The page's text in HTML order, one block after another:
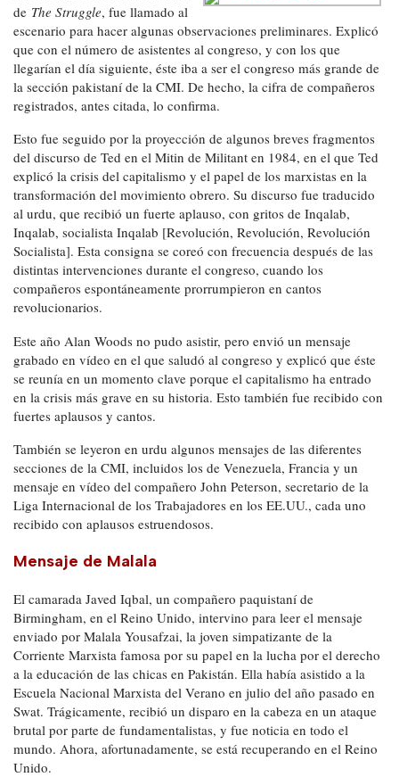
de The Struggle, fue llamado al
escenario para hacer algunas observaciones preliminares. Explicó
que con el número de asistentes al congreso, y con los que
llegarían el día siguiente, éste iba a ser el congreso más grande de
la sección pakistaní de la CMI. De hecho, la cifra de compañeros
registrados, antes citada, lo confirma.
Esto fue seguido por la proyección de algunos breves fragmentos
del discurso de Ted en el Mitin de Militant en 1984, en el que Ted
explicó la crisis del capitalismo y el papel de los marxistas en la
transformación del movimiento obrero. Su discurso fue traducido
al urdu, que recibió un fuerte aplauso, con gritos de Inqalab,
Inqalab, socialista Inqalab [Revolución, Revolución, Revolución
Socialista]. Esta consigna se coreó con frecuencia después de las
distintas intervenciones durante el congreso, cuando los
compañeros espontáneamente prorrumpieron en cantos
revolucionarios.
Este año Alan Woods no pudo asistir, pero envió un mensaje
grabado en vídeo en el que saludó al congreso y explicó que éste
se reunía en un momento clave porque el capitalismo ha entrado
en la crisis más grave en su historia. Esto también fue recibido con
fuertes aplausos y cantos.
También se leyeron en urdu algunos mensajes de las diferentes
secciones de la CMI, incluidos los de Venezuela, Francia y un
mensaje en vídeo del compañero John Peterson, secretario de la
Liga Internacional de los Trabajadores en los EE.UU., cada uno
recibido con aplausos estruendosos.
Mensaje de Malala
El camarada Javed Iqbal, un compañero paquistaní de
Birmingham, en el Reino Unido, intervino para leer el mensaje
enviado por Malala Yousafzai, la joven simpatizante de la
Corriente Marxista famosa por su papel en la lucha por el derecho
a la educación de las chicas en Pakistán. Ella había asistido a la
Escuela Nacional Marxista del Verano en julio del año pasado en
Swat. Trágicamente, recibió un disparo en la cabeza en un ataque
brutal por parte de fundamentalistas, y fue noticia en todo el
mundo. Ahora, afortunadamente, se está recuperando en el Reino
Unido.